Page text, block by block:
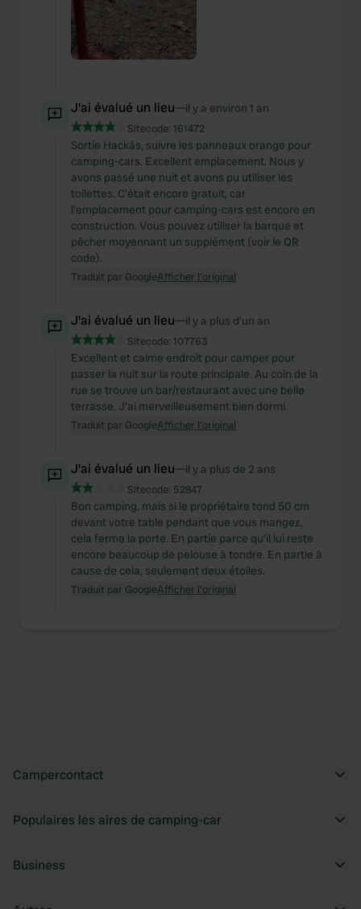
J'ai évalué un lieu—il y a environ 1 an
Sitecode: 161472
Sortie Hackås, suivre les panneaux orange pour
camping-cars. Excellent emplacement. Nous y
avons passé une nuit et avons pu utiliser les
toilettes. C'était encore gratuit, car
l'emplacement pour camping-cars est encore en
construction. Vous pouvez utiliser la barque et
pêcher moyennant un supplément (voir le QR
code).
Traduit par GoogleAfficher l'original
J'ai évalué un lieu—il y a plus d’un an
Sitecode: 107763
Excellent et calme endroit pour camper pour
passer la nuit sur la route principale. Au coin de la
rue se trouve un bar/restaurant avec une belle
terrasse. J'ai merveilleusement bien dormi.
Traduit par GoogleAfficher l'original
J'ai évalué un lieu—il y a plus de 2 ans
Sitecode: 52847
Bon camping. mais si le propriétaire tond 50 cm
devant votre table pendant que vous mangez,
cela ferme la porte. En partie parce qu’il lui reste
encore beaucoup de pelouse à tondre. En partie à
cause de cela, seulement deux étoiles.
Traduit par GoogleAfficher l'original
Campercontact
Populaires les aires de camping-car
Business